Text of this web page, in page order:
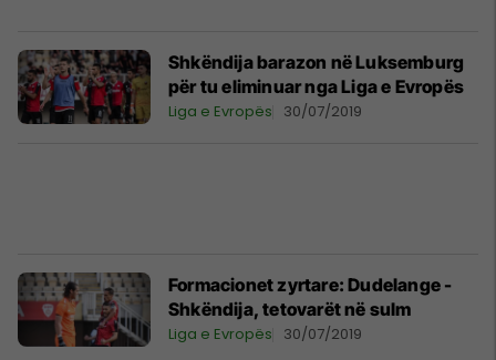
Shkëndija barazon në Luksemburg
për tu eliminuar nga Liga e Evropës
Liga e Evropës 30/07/2019
Formacionet zyrtare: Dudelange -
Shkëndija, tetovarët në sulm
Liga e Evropës 30/07/2019